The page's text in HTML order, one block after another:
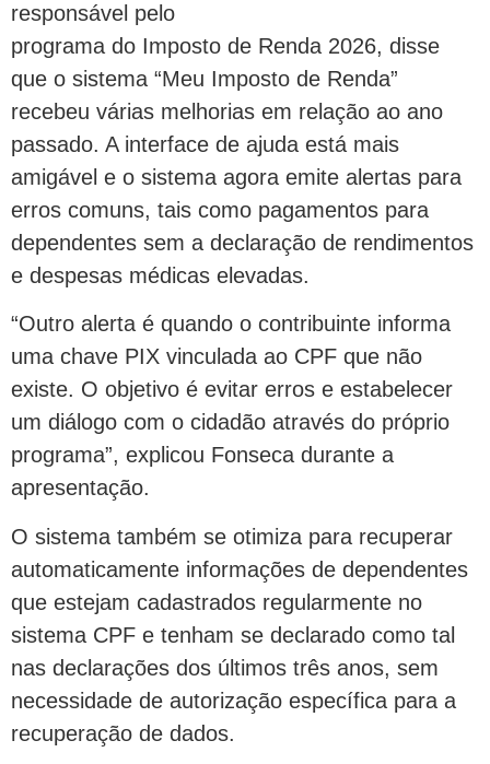
responsável pelo
programa do Imposto de Renda 2026, disse
que o sistema “Meu Imposto de Renda”
recebeu várias melhorias em relação ao ano
passado. A interface de ajuda está mais
amigável e o sistema agora emite alertas para
erros comuns, tais como pagamentos para
dependentes sem a declaração de rendimentos
e despesas médicas elevadas.
“Outro alerta é quando o contribuinte informa
uma chave PIX vinculada ao CPF que não
existe. O objetivo é evitar erros e estabelecer
um diálogo com o cidadão através do próprio
programa”, explicou Fonseca durante a
apresentação.
O sistema também se otimiza para recuperar
automaticamente informações de dependentes
que estejam cadastrados regularmente no
sistema CPF e tenham se declarado como tal
nas declarações dos últimos três anos, sem
necessidade de autorização específica para a
recuperação de dados.